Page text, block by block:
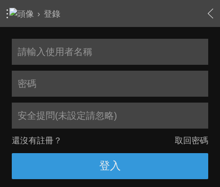
› 登錄
安全提問(未設定請忽略)
還沒有註冊？ 取回密碼
登入